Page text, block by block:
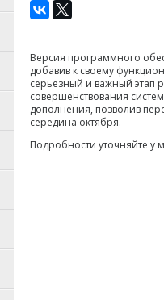
Версия программного
добавив к своему
серьезный и важный этап
совершенствования
дополнения, позволив
середина октября.
Подробности уточняйте у